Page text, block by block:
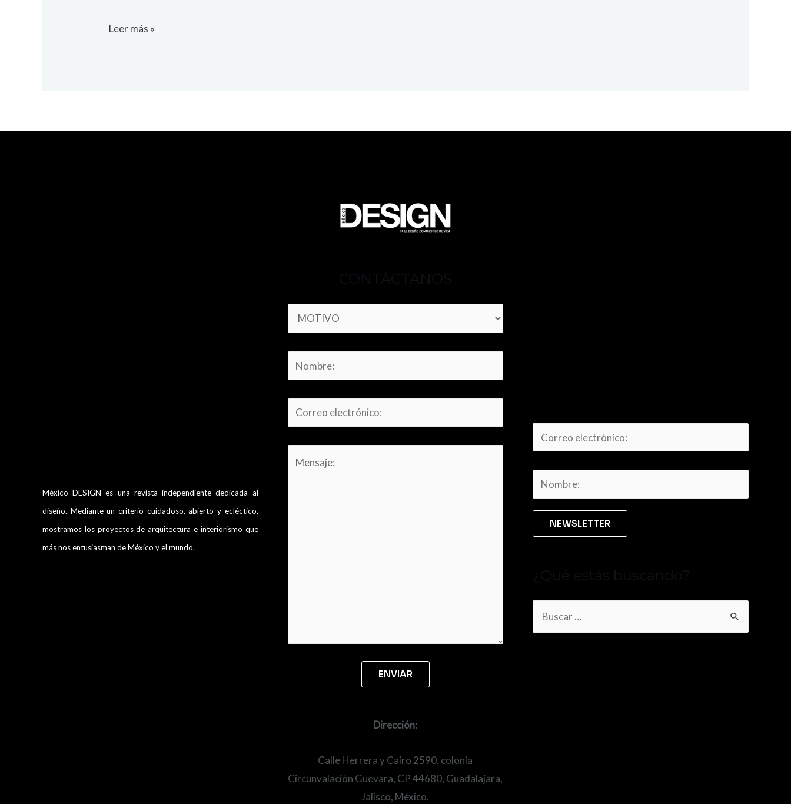
Leer más »
México DESIGN es una revista independiente dedicada al
diseño. Mediante un criterio cuidadoso, abierto y ecléctico,
mostramos los proyectos de arquitectura e interiorismo que
más nos entusiasman de México y el mundo.
CONTÁCTANOS
Dirección:
Calle Herrera y Cairo 2590, colonia
Circunvalación Guevara, CP 44680, Guadalajara,
Jalisco, México.
¿Qué estás buscando?